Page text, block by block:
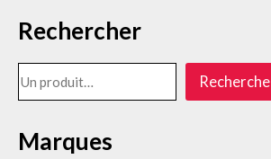
Rechercher
Recherche
Marques